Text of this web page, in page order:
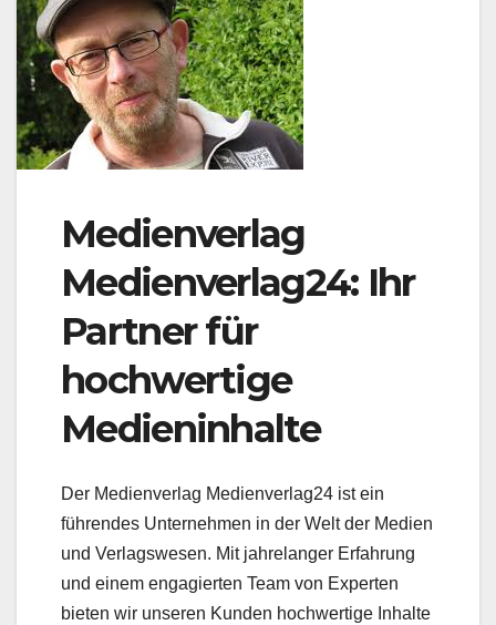
Medienverlag
Medienverlag24: Ihr
Partner für
hochwertige
Medieninhalte
Der Medienverlag Medienverlag24 ist ein
führendes Unternehmen in der Welt der Medien
und Verlagswesen. Mit jahrelanger Erfahrung
und einem engagierten Team von Experten
bieten wir unseren Kunden hochwertige Inhalte